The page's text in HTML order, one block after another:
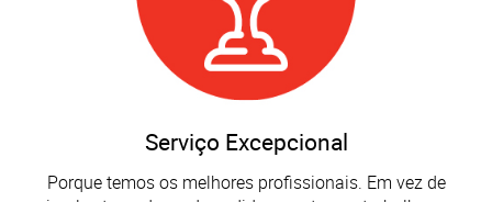
Serviço Excepcional
Porque temos os melhores profissionais. Em vez de